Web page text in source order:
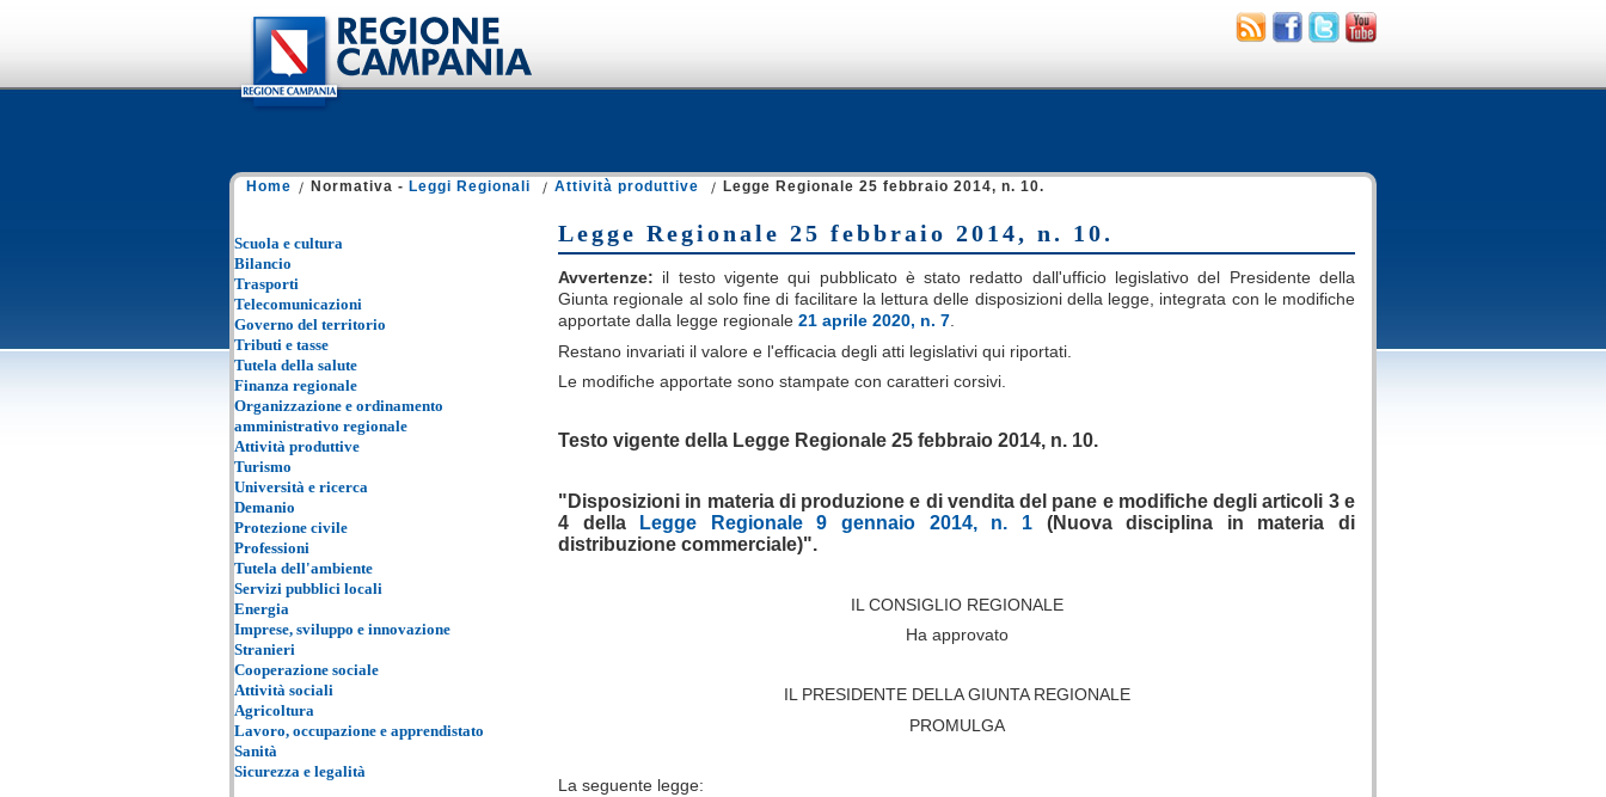
Home Normativa - Leggi Regionali Attività produttive Legge Regionale 25 febbraio 2014, n. 10.
Legge Regionale 25 febbraio 2014, n. 10.
Avvertenze: il testo vigente qui pubblicato è stato redatto dall'ufficio legislativo del Presidente della
Giunta regionale al solo fine di facilitare la lettura delle disposizioni della legge, integrata con le modifiche
apportate dalla legge regionale 21 aprile 2020, n. 7.
Restano invariati il valore e l'efficacia degli atti legislativi qui riportati.
Le modifiche apportate sono stampate con caratteri corsivi.
Testo vigente della Legge Regionale 25 febbraio 2014, n. 10.
"Disposizioni in materia di produzione e di vendita del pane e modifiche degli articoli 3 e
4 della
Legge Regionale 9 gennaio 2014, n. 1(Nuova disciplina in materia di
distribuzione commerciale)".
IL CONSIGLIO REGIONALE
Ha approvato
IL PRESIDENTE DELLA GIUNTA REGIONALE
PROMULGA
La seguente legge:
Scuola e cultura
Bilancio
Trasporti
Telecomunicazioni
Governo del territorio
Tributi e tasse
Tutela della salute
Finanza regionale
Organizzazione e ordinamento
amministrativo regionale
Attività produttive
Turismo
Università e ricerca
Demanio
Protezione civile
Professioni
Tutela dell'ambiente
Servizi pubblici locali
Energia
Imprese, sviluppo e innovazione
Stranieri
Cooperazione sociale
Attività sociali
Agricoltura
Lavoro, occupazione e apprendistato
Sanità
Sicurezza e legalità